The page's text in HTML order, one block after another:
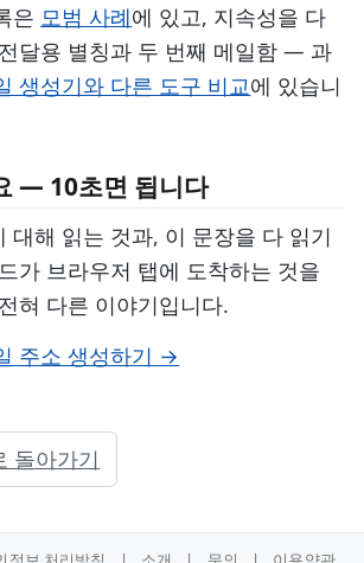
은 모범 사례에 있고, 지속성을 다
달용 별칭과 두 번째 메일함 — 과
생성기와 다른 도구 비교에 있습니
— 10초면 됩니다
대해 읽는 것과, 이 문장을 다 읽기
가 브라우저 탭에 도착하는 것을
혀 다른 이야기입니다.
주소 생성하기 →
돌아가기